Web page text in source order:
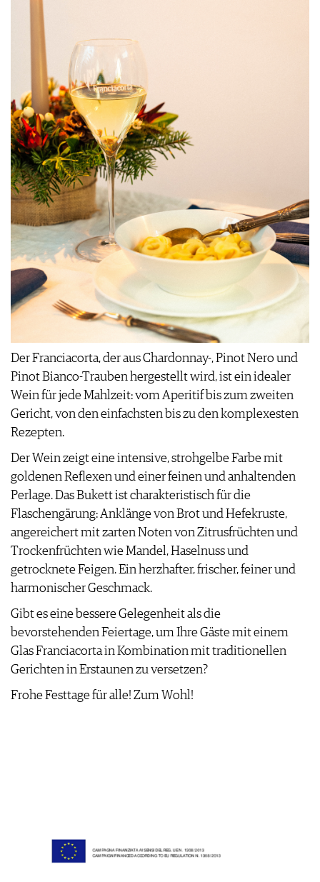
Der Franciacorta, der aus Chardonnay-, Pinot Nero und
Pinot Bianco-Trauben hergestellt wird, ist ein idealer
Wein für jede Mahlzeit: vom Aperitif bis zum zweiten
Gericht, von den einfachsten bis zu den komplexesten
Rezepten.
Der Wein zeigt eine intensive, strohgelbe Farbe mit
goldenen Reflexen und einer feinen und anhaltenden
Perlage. Das Bukett ist charakteristisch für die
Flaschengärung: Anklänge von Brot und Hefekruste,
angereichert mit zarten Noten von Zitrusfrüchten und
Trockenfrüchten wie Mandel, Haselnuss und
getrocknete Feigen. Ein herzhafter, frischer, feiner und
harmonischer Geschmack.
Gibt es eine bessere Gelegenheit als die
bevorstehenden Feiertage, um Ihre Gäste mit einem
Glas Franciacorta in Kombination mit traditionellen
Gerichten in Erstaunen zu versetzen?
Frohe Festtage für alle! Zum Wohl!